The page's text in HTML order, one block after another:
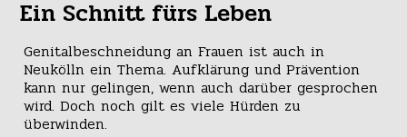
Ein Schnitt fürs Leben
Genitalbeschneidung an Frauen ist auch in
Neukölln ein Thema. Aufklärung und Prävention
kann nur gelingen, wenn auch darüber gesprochen
wird. Doch noch gilt es viele Hürden zu
überwinden.